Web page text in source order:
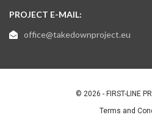
PROJECT E-MAIL:
office@takedownproject.eu
© 2026 - FIRST-LINE
Terms and